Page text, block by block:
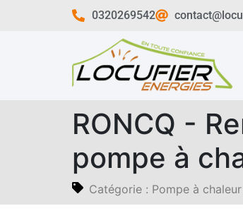
0320269542
RONCQ -
pompe à
Catégorie : Pompe à chaleur